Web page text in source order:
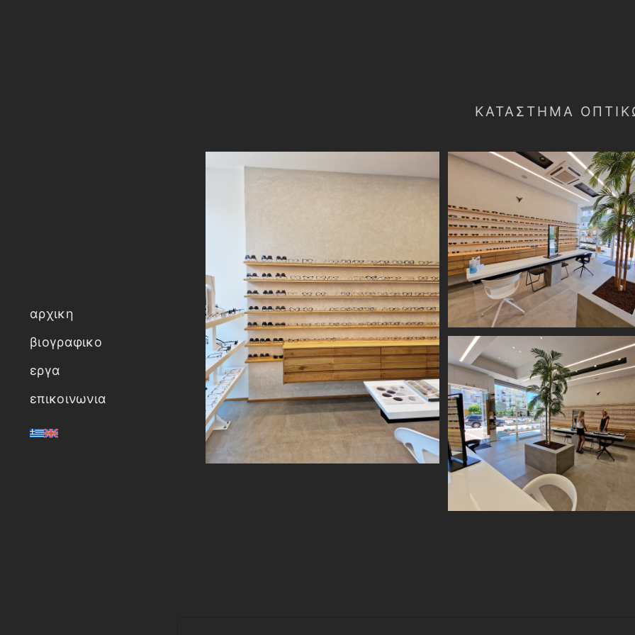
αρχικη
βιογραφικο
εργα
επικοινωνια
ΚΑΤΆΣΤΗΜΑ